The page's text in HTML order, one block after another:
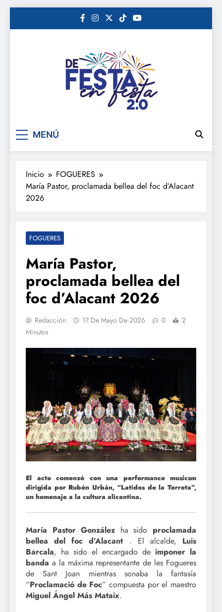
De festa en festa 2.0
MENÚ
Inicio
FOGUERES
María Pastor, proclamada bellea del foc d’Alacant
2026
FOGUERES
María Pastor,
proclamada bellea del
foc d’Alacant 2026
Redacción 17 De Mayo De 2026 0
2
Minutos
El acto comenzó con una performance musicsm
dirigida por Rubén Urbán, “Latidos de la Terreta”,
un homenaje a la cultura alicantina.
María Pastor González ha sido proclamada
bellea del foc d’Alacant . El alcalde, Luis
Barcala, ha sido el encargado de imponer la
banda a la máxima representante de les Fogueres
de Sant Joan mientras sonaba la fantasía
“Proclamació de Foc” compuesta por el maestro
Miguel Ángel Más Mataix.